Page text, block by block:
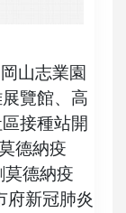
山志業園
覽館、高
接種站開
德納疫
德納疫
府新冠肺炎